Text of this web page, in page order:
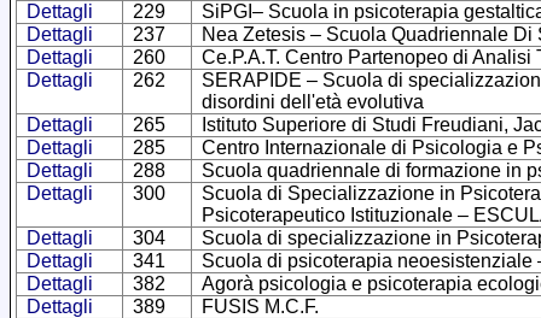
Dettagli
229
SiPGI– Scuola in psicoterapia
Dettagli
237
Nea Zetesis – Scuola Quadriennale
Dettagli
260
Ce.P.A.T. Centro Partenopeo di Analisi
Dettagli
262
SERAPIDE – Scuola di
disordini dell'età evolutiva
Dettagli
265
Istituto Superiore di Studi Freudiani,
Dettagli
285
Centro Internazionale di Psicologia e
Dettagli
288
Scuola quadriennale di formazione in
Dettagli
300
Scuola di Specializzazione in
Psicoterapeutico Istituzionale –
Dettagli
304
Scuola di specializzazione in
Dettagli
341
Scuola di psicoterapia neoesistenziale
Dettagli
382
Agorà psicologia e psicoterapia
Dettagli
389
FUSIS M.C.F.